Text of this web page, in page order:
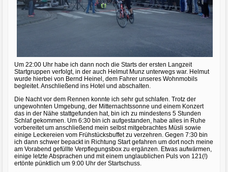
Um 22:00 Uhr habe ich dann noch die Starts der ersten Langzeit
Startgruppen verfolgt, in der auch Helmut Munz unterwegs war. Helmut
wurde hierbei von Bernd Heinel, dem Fahrer unseres Wohnmobils
begleitet. Anschließend ins Hotel und abschalten.
Die Nacht vor dem Rennen konnte ich sehr gut schlafen. Trotz der
ungewohnten Umgebung, der Mitternachtssonne und einem Konzert
das in der Nähe stattgefunden hat, bin ich zu mindestens 5 Stunden
Schlaf gekommen. Um 6:30 bin ich aufgestanden, habe alles in Ruhe
vorbereitet um anschließend mein selbst mitgebrachtes Müsli sowie
einige Leckereien vom Frühstücksbuffet zu verzehren. Gegen 7:30 bin
ich dann schwer bepackt in Richtung Start gefahren um dort noch meine
am Vorabend gefüllte Verpflegungsbox zu ergänzen. Etwas aufwärmen,
einige letzte Absprachen und mit einem unglaublichen Puls von 121(!)
ertönte pünktlich um 9:00 Uhr der Startschuss.